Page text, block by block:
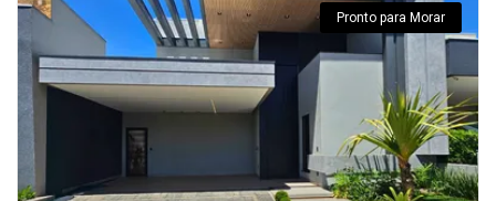
Pronto para Morar